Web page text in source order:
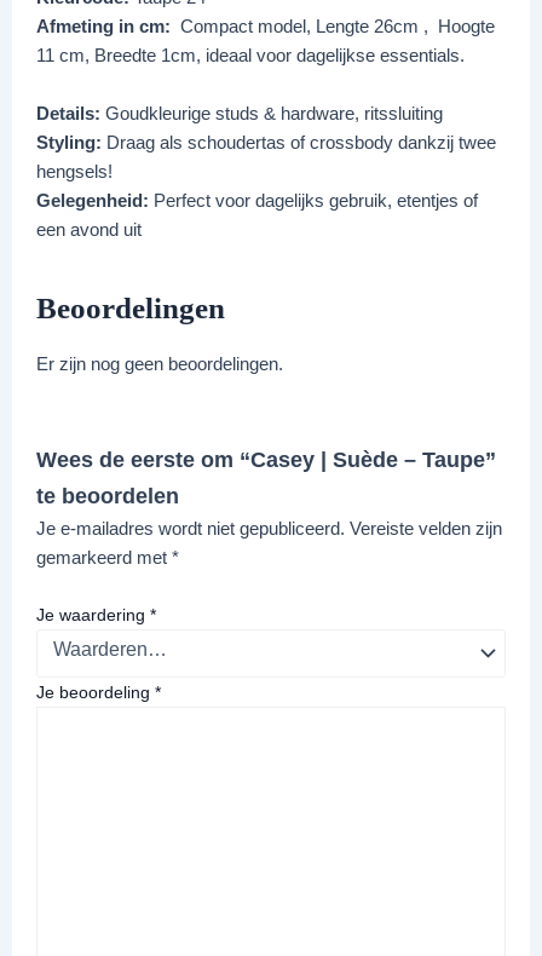
Afmeting in cm: Compact model, Lengte 26cm , Hoogte
11 cm, Breedte 1cm, ideaal voor dagelijkse essentials.
Details: Goudkleurige studs & hardware, ritssluiting
Styling: Draag als schoudertas of crossbody dankzij twee
hengsels!
Gelegenheid: Perfect voor dagelijks gebruik, etentjes of
een avond uit
Beoordelingen
Er zijn nog geen beoordelingen.
Wees de eerste om “Casey | Suède – Taupe”
te beoordelen
Je e-mailadres wordt niet gepubliceerd. Vereiste velden zijn
gemarkeerd met *
Je waardering *
Je beoordeling *